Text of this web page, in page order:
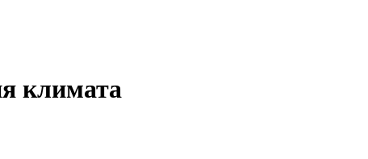
климата